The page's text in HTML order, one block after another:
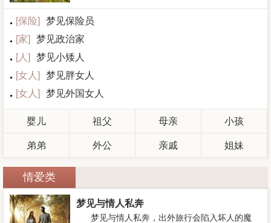
[保险]
梦见保险员
[家]
梦见政治家
[人 ]
梦见小矮人
[女人 ]
梦见胖女人
[女人 ] 梦见外国女人
婴儿 祖父 母亲 小孩
弟弟 外公 亲戚 姐妹
情爱类
梦见与情人私奔
梦见与情人私奔，出外旅行会陷入坏人的魔